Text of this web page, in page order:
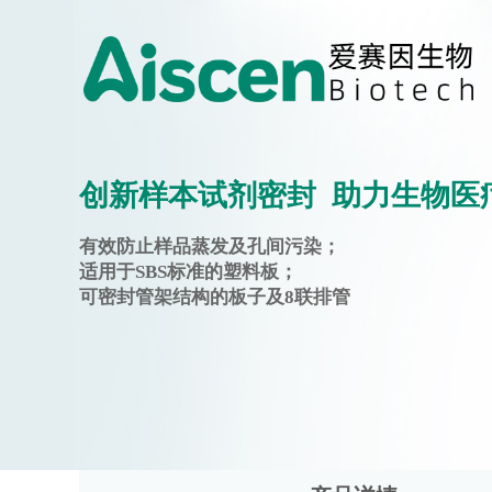
创新样本试剂密封 助力生物医
有效防止样品蒸发及孔间污染；
适用于SBS标准的塑料板；
可密封管架结构的板子及8联排管